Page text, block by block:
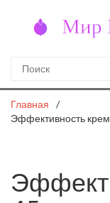
Главная
Эффективность